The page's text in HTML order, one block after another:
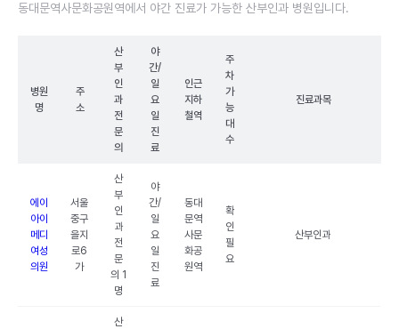
동대문역사문화공원역에서 야간 진료가 가능한 산부인과 병원입니다.
병원
명
주
소
산
부
인
과
전
문
의
야
간/
일
요
일
진
료
인근
지하
철역
주
차
가
능
대
수
진료과목
에이
아이
메디
여성
의원
서울
중구
을지
로6
가
산
부
인
과
전
문
의 1
명
야
간/
일
요
일
진
료
동대
문역
사문
화공
원역
확
인
필
요
산부인과
산